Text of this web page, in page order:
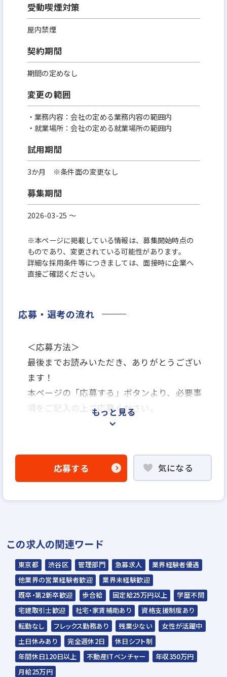
受動喫煙対策
屋内禁煙
契約期間
期間の定めなし
変更の範囲
・業務内容：会社の定める業務内容の範囲内
・就業場所：会社の定める就業場所の範囲内
試用期間
3か月 ※条件面の変更なし
募集期間
2026-03-25 〜
※本ページに掲載している情報は、募集開始時点の
ものであり、変更されている可能性があります。
詳細な採用条件等につきましては、面接時に企業へ
直接ご確認ください。
応募・選考の流れ
＜応募方法＞
最後までお読みいただき、ありがとうござい
ます！
本ページの「応募する」ボタンより、必要事
項をご記入の上ご応募ください。
▼「応募する」よりエントリー
▼書類選考
▼一次面接
▼webテスト
※面接回数、フローは多少前後する可能性も
ございます。
※面接はオンラインでの実施も可能です。
（最低1回は来社でのご面接をお願いしてお
ります）
※当社では応募者様の同意を得た上で、最終
選考までの間にリファレンスチェックを実施
しております。実施前に人事より別途ご案内
させていただきます。
もっと見る
応募する 気になる
この求人の関連ワード
東京都 渋谷区 管理部門 急募求人
業界経験者優遇
他業界の営業経験者歓迎
業界未経験歓迎
既卒・第2新卒歓迎
歩合給 固定給25万円以上
学歴不問
宅建取引士歓迎
社宅・家賃補助あり
資格支援制度あり
転勤なし
フレックス勤務あり 残業少ない
女性が活躍中
土日休みあり
完全週休2日
休日シフト制
年間休日120日以上
不動産ITベンチャー
年収350万円
月給25万円